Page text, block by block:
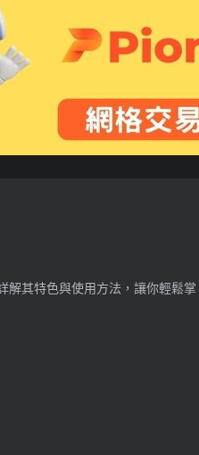
解其特色與使用方法，讓你輕鬆掌